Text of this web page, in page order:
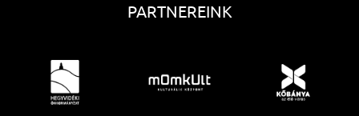
PARTNEREINK